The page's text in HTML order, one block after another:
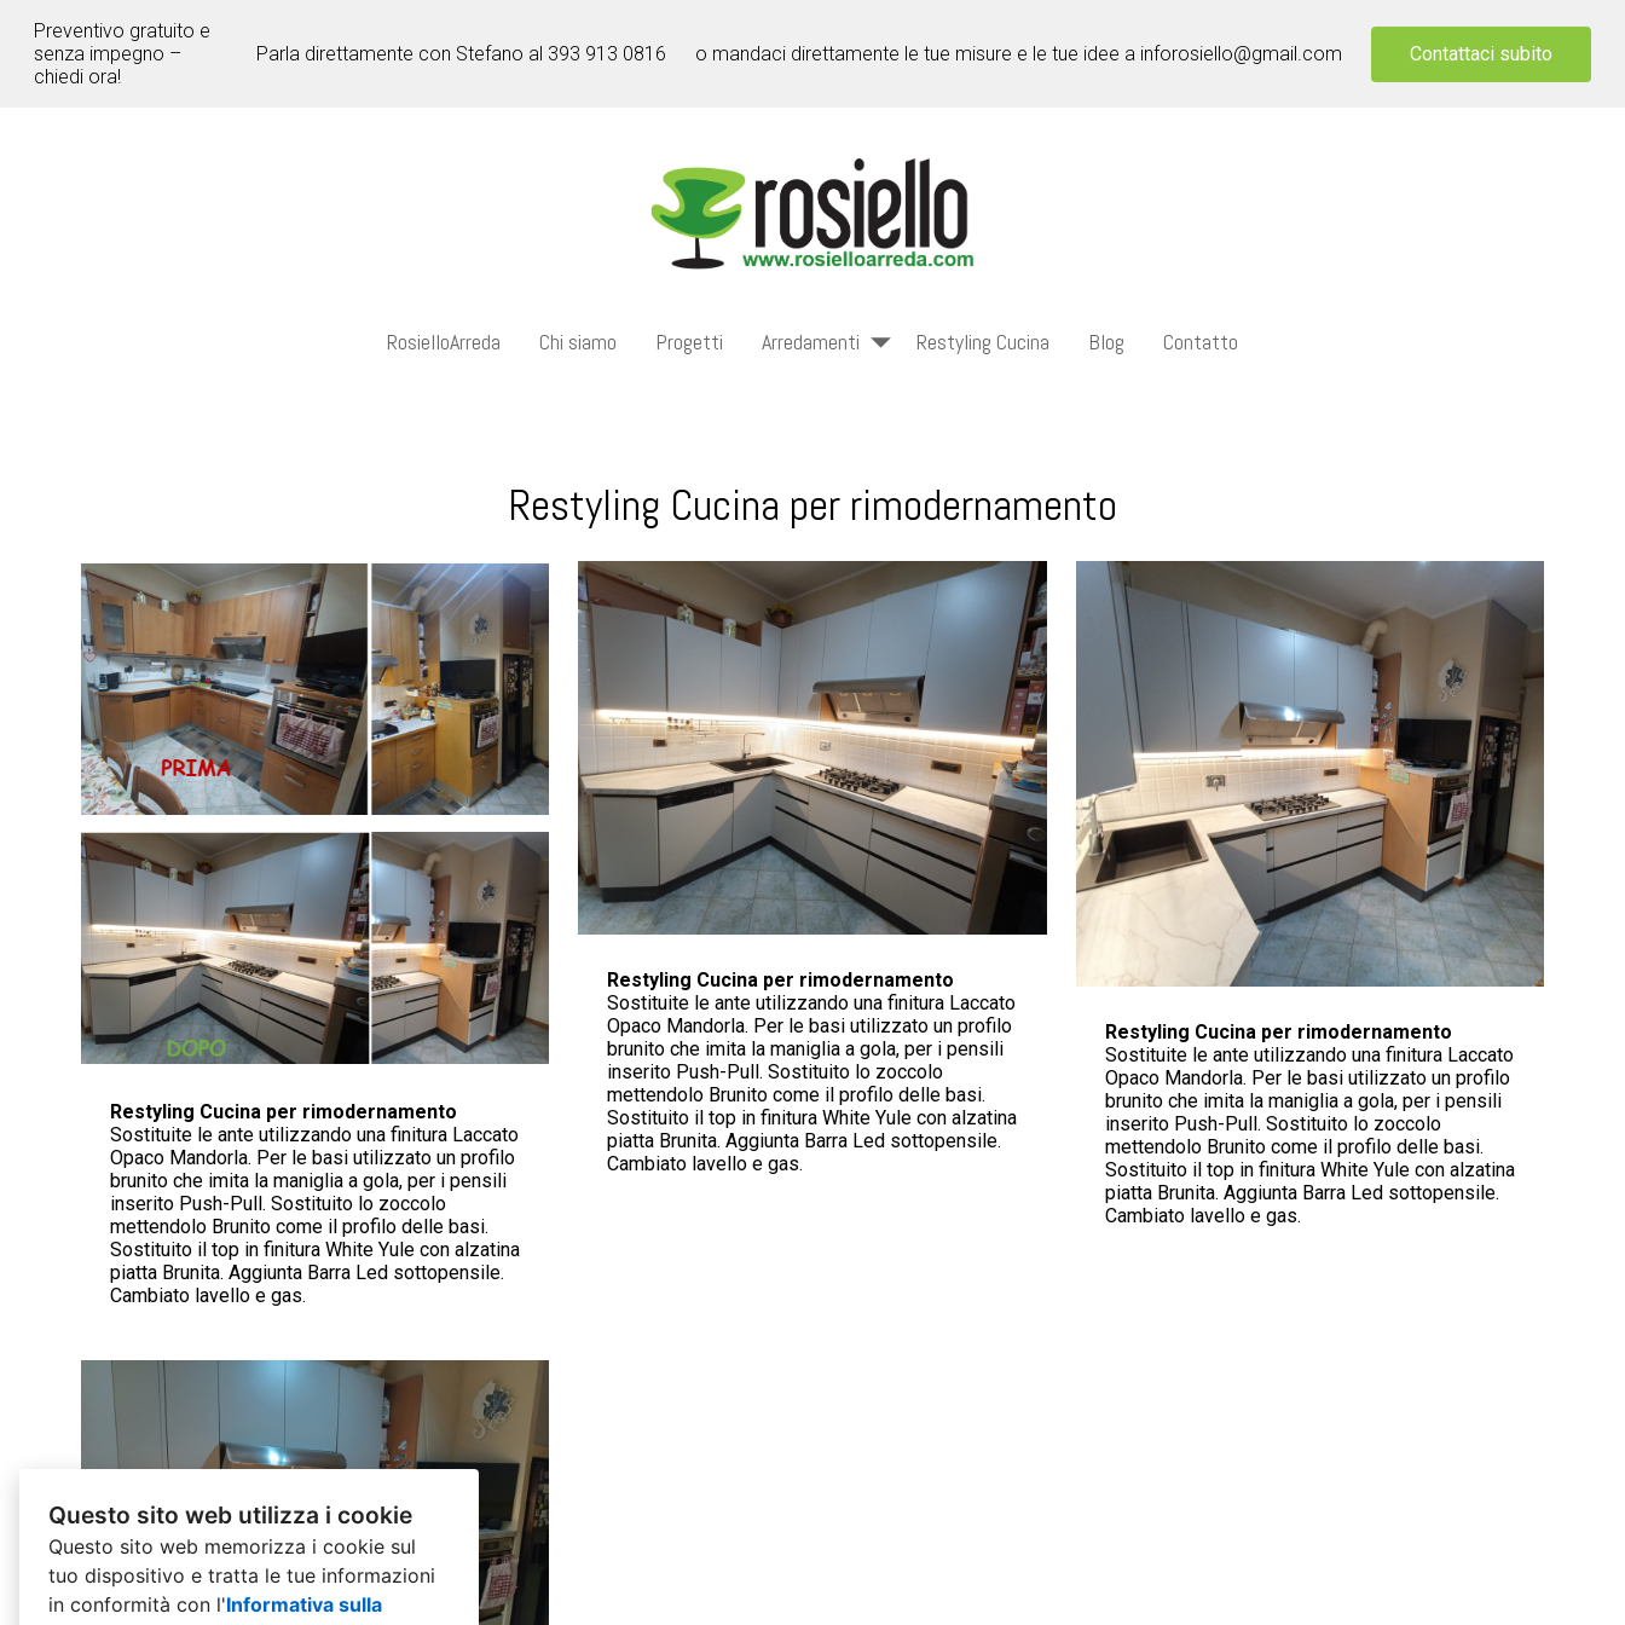
Questo sito web utilizza i cookie
Questo sito web memorizza i cookie sul
tuo dispositivo e tratta le tue informazioni
in conformità con l'Informativa sulla
Passa
ai
contenuti
Preventivo gratuito e
senza impegno –
chiedi ora!
Parla direttamente con Stefano al 393 913 0816 o mandaci direttamente le tue misure e le tue idee a inforosiello@gmail.com Contattaci subito
RosielloArreda Chi siamo Progetti Arredamenti Restyling Cucina Blog Contatto
Restyling Cucina per rimodernamento
Restyling Cucina per rimodernamento
Sostituite le ante utilizzando una finitura Laccato
Opaco Mandorla. Per le basi utilizzato un profilo
brunito che imita la maniglia a gola, per i pensili
inserito Push-Pull. Sostituito lo zoccolo
mettendolo Brunito come il profilo delle basi.
Sostituito il top in finitura White Yule con alzatina
piatta Brunita. Aggiunta Barra Led sottopensile.
Cambiato lavello e gas.
Restyling Cucina per rimodernamento
Sostituite le ante utilizzando una finitura Laccato
Opaco Mandorla. Per le basi utilizzato un profilo
brunito che imita la maniglia a gola, per i pensili
inserito Push-Pull. Sostituito lo zoccolo
mettendolo Brunito come il profilo delle basi.
Sostituito il top in finitura White Yule con alzatina
piatta Brunita. Aggiunta Barra Led sottopensile.
Cambiato lavello e gas.
Restyling Cucina per rimodernamento
Sostituite le ante utilizzando una finitura Laccato
Opaco Mandorla. Per le basi utilizzato un profilo
brunito che imita la maniglia a gola, per i pensili
inserito Push-Pull. Sostituito lo zoccolo
mettendolo Brunito come il profilo delle basi.
Sostituito il top in finitura White Yule con alzatina
piatta Brunita. Aggiunta Barra Led sottopensile.
Cambiato lavello e gas.